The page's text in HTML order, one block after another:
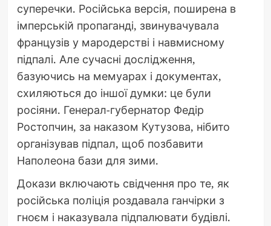
суперечки. Російська версія, поширена в
імперській пропаганді, звинувачувала
французів у мародерстві і навмисному
підпалі. Але сучасні дослідження,
базуючись на мемуарах і документах,
схиляються до іншої думки: це були
росіяни. Генерал-губернатор Федір
Ростопчин, за наказом Кутузова, нібито
організував підпал, щоб позбавити
Наполеона бази для зими.
Докази включають свідчення про те, як
російська поліція роздавала ганчірки з
гноєм і наказувала підпалювати будівлі.